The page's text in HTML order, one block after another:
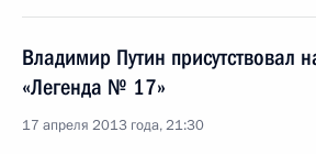
Владимир Путин присутствовал
«Легенда № 17»
17 апреля 2013 года, 21:30